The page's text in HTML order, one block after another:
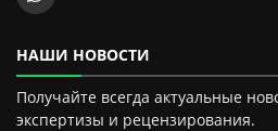
НАШИ НОВОСТИ
Получайте всегда актуальные
экспертизы и рецензирования.